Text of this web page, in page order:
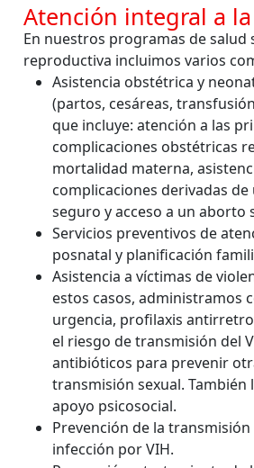
Atención integral a
En nuestros programas de salud
reproductiva incluimos varios
Asistencia obstétrica y
(partos, cesáreas,
que incluye: atención a las
complicaciones obstétricas
mortalidad materna,
complicaciones derivadas
seguro y acceso a un aborto
Servicios preventivos de
posnatal y planificación
Asistencia a víctimas de
estos casos, administramos
urgencia, profilaxis
el riesgo de transmisión del
antibióticos para prevenir
transmisión sexual. También
apoyo psicosocial.
Prevención de la
infección por VIH.